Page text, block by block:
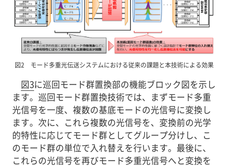
図2 モード多重光伝送システムにおける従来の課題と本技術による効果
図3に巡回モード群置換部の機能ブロック図を示し
ます。巡回モード群置換技術では、まずモード多重
光信号を一度、複数の基底モードの光信号に変換し
ます。次に、これら複数の光信号を、変換前の光学
的特性に応じてモード群としてグループ分けし、こ
のモード群の単位で入れ替えを行います。最後に、
これらの光信号を再びモード多重光信号へと変換を